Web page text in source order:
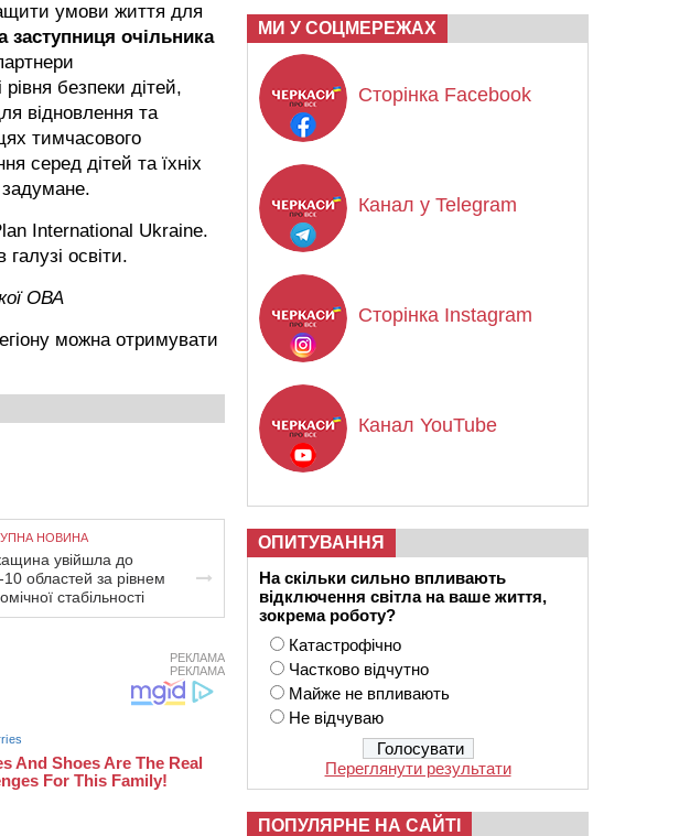
умови життя для
заступниця очільника
безпеки дітей,
відновлення та
тимчасового
серед дітей та їхніх
задумане.
International Ukraine.
освіти.
ОВА
можна отримувати
НОВИНА
увійшла до
областей за рівнем
стабільності
РЕКЛАМА
РЕКЛАМА
МИ У СОЦМЕРЕЖАХ
Сторінка Facebook
Канал у Telegram
Сторінка Instagram
Канал YouTube
ОПИТУВАННЯ
На скільки сильно впливають
відключення світла на ваше життя,
зокрема роботу?
Катастрофічно
Частково відчутно
Майже не впливають
Не відчуваю
Переглянути результати
ПОПУЛЯРНЕ НА САЙТІ